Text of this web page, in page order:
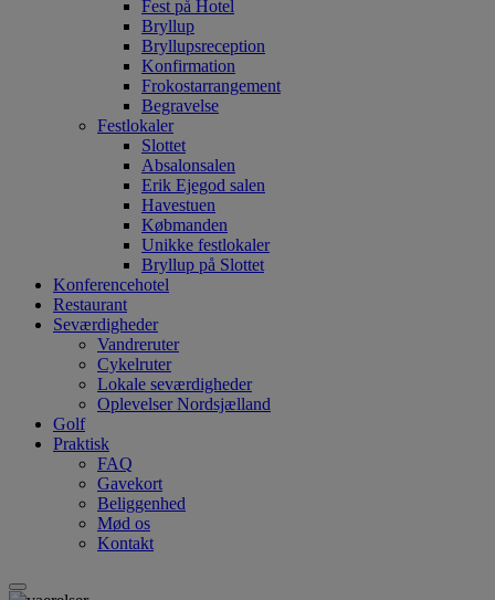
Fest på Hotel
Bryllup
Bryllupsreception
Konfirmation
Frokostarrangement
Begravelse
Festlokaler
Slottet
Absalonsalen
Erik Ejegod salen
Havestuen
Købmanden
Unikke festlokaler
Bryllup på Slottet
Konferencehotel
Restaurant
Seværdigheder
Vandreruter
Cykelruter
Lokale seværdigheder
Oplevelser Nordsjælland
Golf
Praktisk
FAQ
Gavekort
Beliggenhed
Mød os
Kontakt